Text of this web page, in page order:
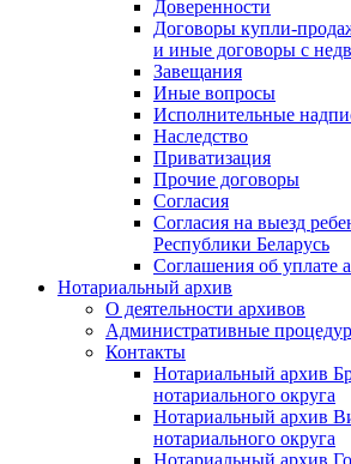
Доверенности
Договоры купли-
и иные договоры с
Завещания
Иные вопросы
Исполнительные
Наследство
Приватизация
Прочие договоры
Согласия
Согласия на выезд
Республики Беларусь
Соглашения об уплате
Нотариальный архив
О деятельности архивов
Административные
Контакты
Нотариальный архив
нотариального округа
Нотариальный архив
нотариального округа
Нотариальный архив